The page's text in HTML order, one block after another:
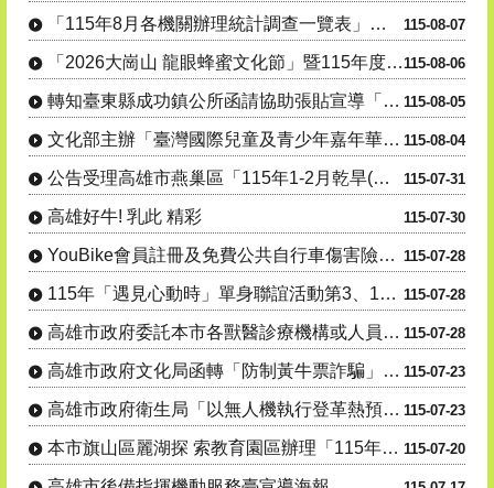
115-08-07
「115年8月各機關辦理統計調查一覽表」，供為民眾 向「165反詐騙專線」
115-08-06
「2026大崗山 龍眼蜂蜜文化節」暨115年度產銷履歷豬肉暨米食推廣- 『豬香米寶 蜜香田寮』豬肉米....
115-08-05
轉知臺東縣成功鎮公所函請協助張貼宣導「115年度成功鎮阿美族文化節暨傳統舞蹈競賽及族語推廣系列活動」....
115-08-04
文化部主辦「臺灣國際兒童及青少年嘉年華」活動
115-07-31
公告受理高雄市燕巢區「115年1-2月乾旱(遲發性)」蜂群(蜜源缺乏)農業天然災害現金救助及受災證明....
115-07-30
高雄好牛! 乳此 精彩
115-07-28
YouBike會員註冊及免費公共自行車傷害險投保宣導
115-07-28
115年「遇見心動時」單身聯誼活動第3、10-14梯次，8月7日至16日受理網路報名，歡迎踴躍參與
115-07-28
高雄市政府委託本市各獸醫診療機構或人員辦理「動物狂犬 病預防注射及核發證明文件」公告1份
115-07-23
高雄市政府文化局函轉「防制黃牛票詐騙」聯合宣導活動。
115-07-23
高雄市政府衛生局「以無人機執行登革熱預警風險巡查高處病媒蚊孳生源」公告。
115-07-20
本市旗山區麗湖探 索教育園區辦理「115年度犬貓絕育(結紮)三合一活 動」